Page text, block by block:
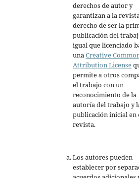
derechos de autor y
garantizan a la
derecho de ser la
publicación del
igual que licenciado
unaCreative
Attribution License
permite a otros
el trabajo con un
reconocimiento de la
autoría del trabajo y
publicación inicial en
revista.
Los autores pueden
establecer por